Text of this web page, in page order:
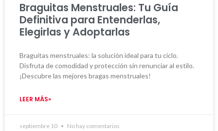
Braguitas Menstruales: Tu Guía
Definitiva para Entenderlas,
Elegirlas y Adoptarlas
Braguitas menstruales: la solución ideal para tu ciclo.
Disfruta de comodidad y protección sin renunciar al estilo.
¡Descubre las mejores bragas menstruales!
LEER MÁS»
septiembre 10 No hay comentarios